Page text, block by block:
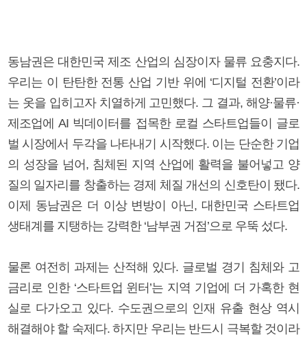
동남권은 대한민국 제조 산업의 심장이자 물류 요충지다.
우리는 이 탄탄한 전통 산업 기반 위에 ‘디지털 전환’이라
는 옷을 입히고자 치열하게 고민했다. 그 결과, 해양·물류·
제조업에 AI 빅데이터를 접목한 로컬 스타트업들이 글로
벌 시장에서 두각을 나타내기 시작했다. 이는 단순한 기업
의 성장을 넘어, 침체된 지역 산업에 활력을 불어넣고 양
질의 일자리를 창출하는 경제 체질 개선의 신호탄이 됐다.
이제 동남권은 더 이상 변방이 아닌, 대한민국 스타트업
생태계를 지탱하는 강력한 ‘남부권 거점’으로 우뚝 섰다.
물론 여전히 과제는 산적해 있다. 글로벌 경기 침체와 고
금리로 인한 ‘스타트업 윈터’는 지역 기업에 더 가혹한 현
실로 다가오고 있다. 수도권으로의 인재 유출 현상 역시
해결해야 할 숙제다. 하지만 우리는 반드시 극복할 것이라